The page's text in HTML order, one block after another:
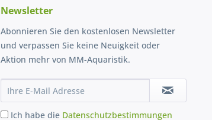
Newsletter
Abonnieren Sie den kostenlosen Newsletter
und verpassen Sie keine Neuigkeit oder
Aktion mehr von MM-Aquaristik.
Ich habe die Datenschutzbestimmungen